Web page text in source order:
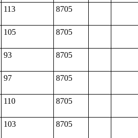
113 8705
105 8705
93 8705
97 8705
110 8705
103 8705